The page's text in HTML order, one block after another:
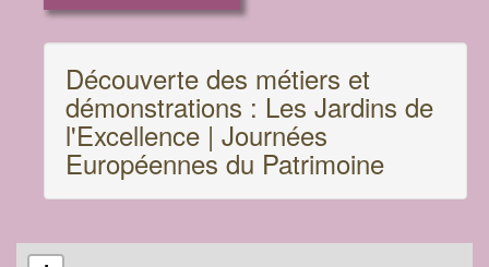
Découverte des métiers et
démonstrations : Les Jardins de
l'Excellence | Journées
Européennes du Patrimoine